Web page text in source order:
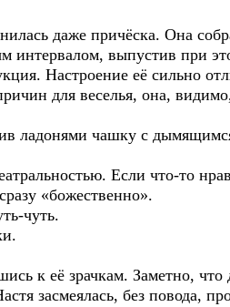
даже причёска. Она
интервалом, выпустив при
Настроение её сильно
для веселья, она,
ладонями чашку с
Если что-то
«божественно».
чуть.
к её зрачкам. Заметно, что
засмеялась, без повода,